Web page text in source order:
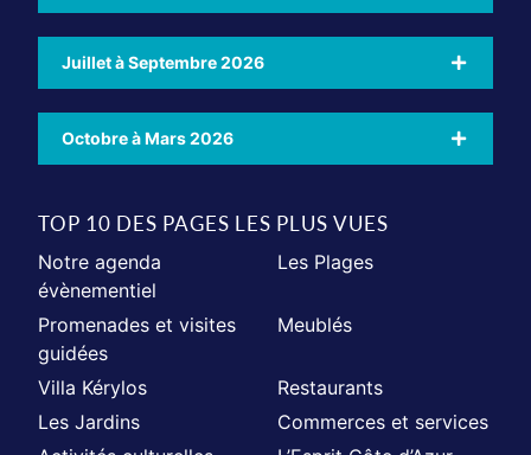
Juillet à Septembre 2026
Octobre à Mars 2026
TOP 10 DES PAGES LES PLUS VUES
Notre agenda
évènementiel
Les Plages
Promenades et visites
guidées
Meublés
Villa Kérylos
Restaurants
Les Jardins
Commerces et services